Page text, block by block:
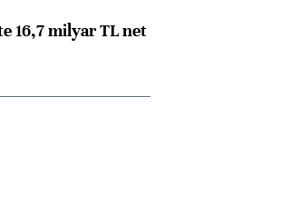
16,7 milyar TL net